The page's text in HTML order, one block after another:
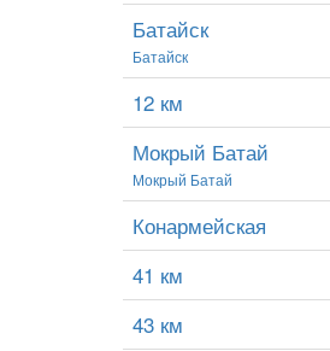
Батайск
Батайск
12 км
Мокрый Батай
Мокрый Батай
Конармейская
41 км
43 км